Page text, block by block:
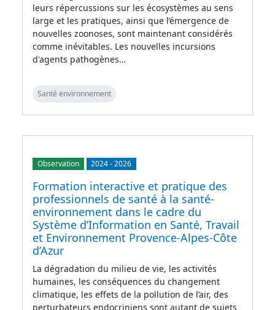
leurs répercussions sur les écosystèmes au sens
large et les pratiques, ainsi que l’émergence de
nouvelles zoonoses, sont maintenant considérés
comme inévitables. Les nouvelles incursions
d'agents pathogènes…
Santé environnement
Observation 2024-2026
Formation interactive et pratique des
professionnels de santé à la santé-
environnement dans le cadre du
Système d’Information en Santé, Travail
et Environnement Provence-Alpes-Côte
d’Azur
La dégradation du milieu de vie, les activités
humaines, les conséquences du changement
climatique, les effets de la pollution de l’air, des
perturbateurs endocriniens sont autant de sujets